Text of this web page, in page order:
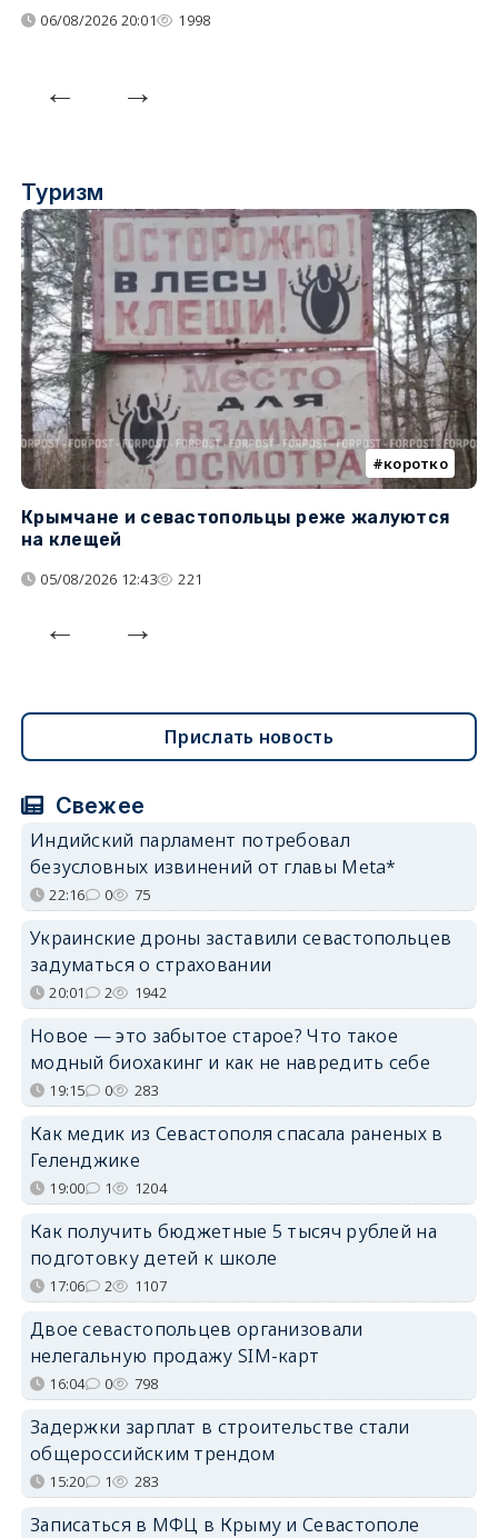
06/08/2026 20:01 1998
Туризм
коротко
Крымчане и севастопольцы реже жалуются
на клещей
05/08/2026 12:43 221
Прислать новость
Свежее
Индийский парламент потребовал
безусловных извинений от главы Meta*
22:16 0 75
Украинские дроны заставили севастопольцев
задуматься о страховании
20:01 2 1942
Новое — это забытое старое? Что такое
модный биохакинг и как не навредить себе
19:15 0 283
Как медик из Севастополя спасала раненых в
Геленджике
19:00 1 1204
Как получить бюджетные 5 тысяч рублей на
подготовку детей к школе
17:06 2 1107
Двое севастопольцев организовали
нелегальную продажу SIM-карт
16:04 0 798
Задержки зарплат в строительстве стали
общероссийским трендом
15:20 1 283
Записаться в МФЦ в Крыму и Севастополе